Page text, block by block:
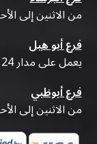
من الاثنين إلى الأحد من الساعة
فرع أبو هيل
يعمل على مدار 24 ساعة
فرع أبوظبي
من الاثنين إلى الأحد من